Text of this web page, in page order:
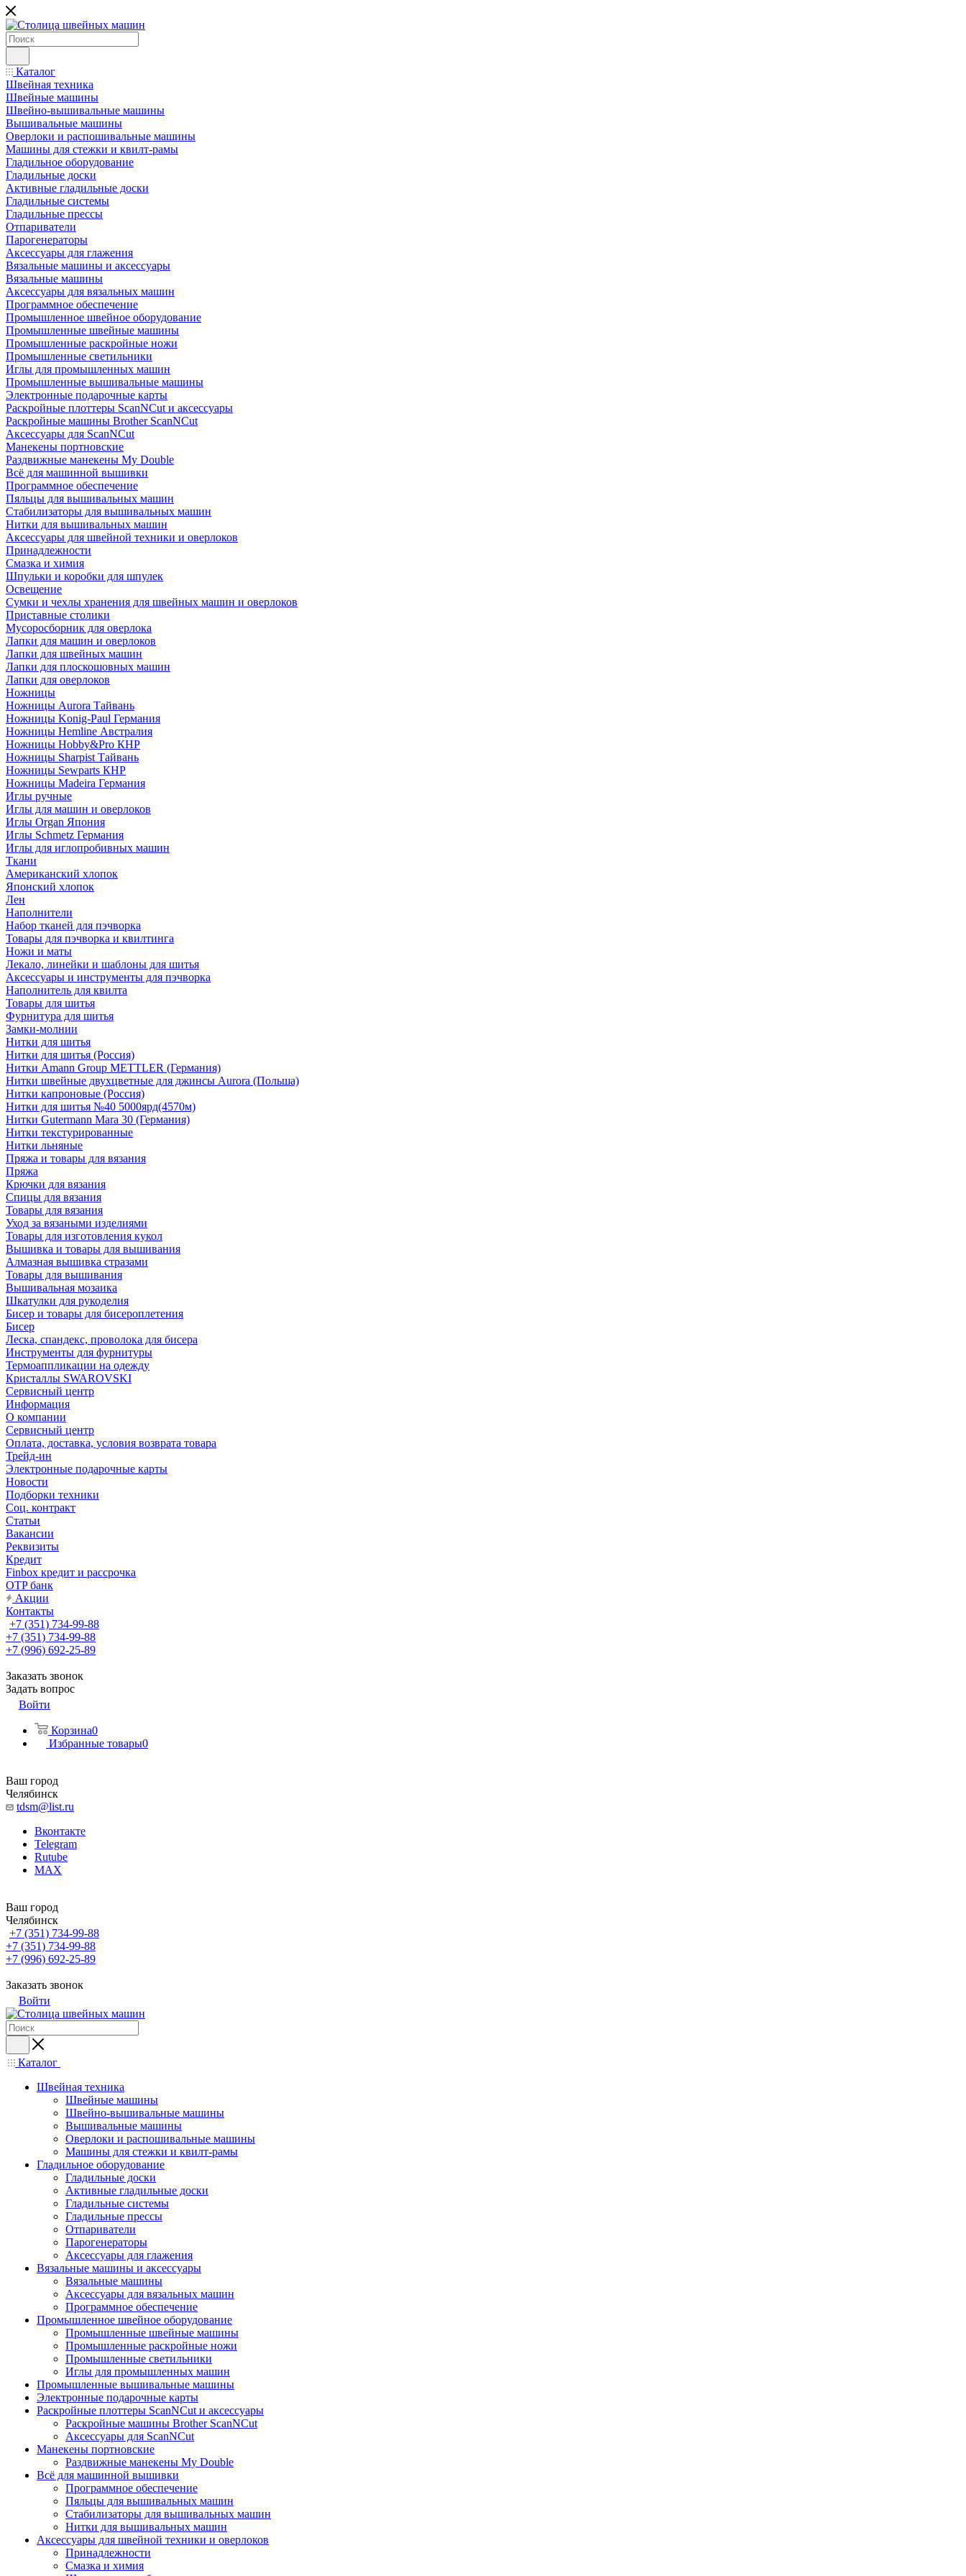
Каталог
Швейная техника
Швейные машины
Швейно-вышивальные машины
Вышивальные машины
Оверлоки и распошивальные машины
Машины для стежки и квилт-рамы
Гладильное оборудование
Гладильные доски
Активные гладильные доски
Гладильные системы
Гладильные прессы
Отпариватели
Парогенераторы
Аксессуары для глажения
Вязальные машины и аксессуары
Вязальные машины
Аксессуары для вязальных машин
Программное обеспечение
Промышленное швейное оборудование
Промышленные швейные машины
Промышленные раскройные ножи
Промышленные светильники
Иглы для промышленных машин
Промышленные вышивальные машины
Электронные подарочные карты
Раскройные плоттеры ScanNCut и аксессуары
Раскройные машины Brother ScanNCut
Аксессуары для ScanNCut
Манекены портновские
Раздвижные манекены My Double
Всё для машинной вышивки
Программное обеспечение
Пяльцы для вышивальных машин
Стабилизаторы для вышивальных машин
Нитки для вышивальных машин
Аксессуары для швейной техники и оверлоков
Принадлежности
Смазка и химия
Шпульки и коробки для шпулек
Освещение
Сумки и чехлы хранения для швейных машин и оверлоков
Приставные столики
Мусоросборник для оверлока
Лапки для машин и оверлоков
Лапки для швейных машин
Лапки для плоскошовных машин
Лапки для оверлоков
Ножницы
Ножницы Aurora Тайвань
Ножницы Konig-Paul Германия
Ножницы Hemline Австралия
Ножницы Hobby&Pro КНР
Ножницы Sharpist Тайвань
Ножницы Sewparts КНР
Ножницы Madeira Германия
Иглы ручные
Иглы для машин и оверлоков
Иглы Organ Япония
Иглы Schmetz Германия
Иглы для иглопробивных машин
Ткани
Американский хлопок
Японский хлопок
Лен
Наполнители
Набор тканей для пэчворка
Товары для пэчворка и квилтинга
Ножи и маты
Лекало, линейки и шаблоны для шитья
Аксессуары и инструменты для пэчворка
Наполнитель для квилта
Товары для шитья
Фурнитура для шитья
Замки-молнии
Нитки для шитья
Нитки для шитья (Россия)
Нитки Amann Group METTLER (Германия)
Нитки швейные двухцветные для джинсы Aurora (Польша)
Нитки капроновые (Россия)
Нитки для шитья №40 5000ярд(4570м)
Нитки Gutermann Mara 30 (Германия)
Нитки текстурированные
Нитки льняные
Пряжа и товары для вязания
Пряжа
Крючки для вязания
Спицы для вязания
Товары для вязания
Уход за вязаными изделиями
Товары для изготовления кукол
Вышивка и товары для вышивания
Алмазная вышивка стразами
Товары для вышивания
Вышивальная мозаика
Шкатулки для рукоделия
Бисер и товары для бисероплетения
Бисер
Леска, спандекс, проволока для бисера
Инструменты для фурнитуры
Термоаппликации на одежду
Кристаллы SWAROVSKI
Сервисный центр
Информация
О компании
Сервисный центр
Оплата, доставка, условия возврата товара
Трейд-ин
Электронные подарочные карты
Новости
Подборки техники
Соц. контракт
Статьи
Вакансии
Реквизиты
Кредит
Finbox кредит и рассрочка
OTP банк
Акции
Контакты
+7 (351) 734-99-88
+7 (351) 734-99-88
+7 (996) 692-25-89
Заказать звонок
Задать вопрос
Войти
Корзина0
Избранные товары0
Ваш город
Челябинск
tdsm@list.ru
Вконтакте
Telegram
Rutube
MAX
Ваш город
Челябинск
+7 (351) 734-99-88
+7 (351) 734-99-88
+7 (996) 692-25-89
Заказать звонок
Войти
Каталог
Швейная техника
Швейные машины
Швейно-вышивальные машины
Вышивальные машины
Оверлоки и распошивальные машины
Машины для стежки и квилт-рамы
Гладильное оборудование
Гладильные доски
Активные гладильные доски
Гладильные системы
Гладильные прессы
Отпариватели
Парогенераторы
Аксессуары для глажения
Вязальные машины и аксессуары
Вязальные машины
Аксессуары для вязальных машин
Программное обеспечение
Промышленное швейное оборудование
Промышленные швейные машины
Промышленные раскройные ножи
Промышленные светильники
Иглы для промышленных машин
Промышленные вышивальные машины
Электронные подарочные карты
Раскройные плоттеры ScanNCut и аксессуары
Раскройные машины Brother ScanNCut
Аксессуары для ScanNCut
Манекены портновские
Раздвижные манекены My Double
Всё для машинной вышивки
Программное обеспечение
Пяльцы для вышивальных машин
Стабилизаторы для вышивальных машин
Нитки для вышивальных машин
Аксессуары для швейной техники и оверлоков
Принадлежности
Смазка и химия